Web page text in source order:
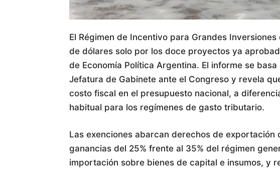
El Régimen de Incentivo para Grandes
de dólares solo por los doce proyectos ya
de Economía Política Argentina. El informe se
Jefatura de Gabinete ante el Congreso y revela
costo fiscal en el presupuesto nacional, a
habitual para los regímenes de gasto tributario.
Las exenciones abarcan derechos de exportación
ganancias del 25% frente al 35% del régimen
importación sobre bienes de capital e insumos, y